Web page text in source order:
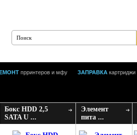
прринтеров и мфу ЗАПРАВКА картриджи
Бокс HDD 2,5
SATA U ...
Элемент
пита ...